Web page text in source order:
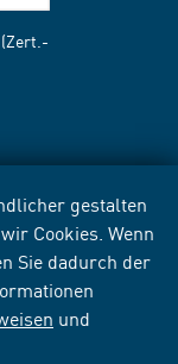
gestalten
Cookies. Wenn
Sie dadurch der
und